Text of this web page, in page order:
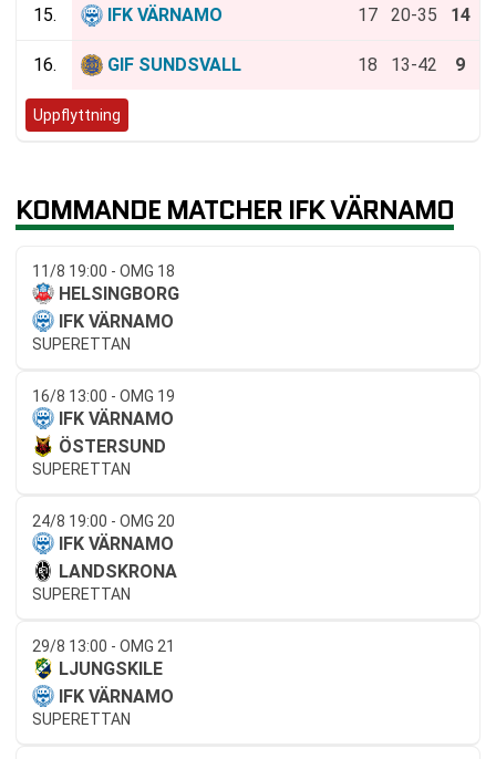
15. IFK VÄRNAMO 17 20-35 14
16. GIF SUNDSVALL 18 13-42 9
Uppflyttning
KOMMANDE MATCHER IFK VÄRNAMO
11/8 19:00 - OMG 18
HELSINGBORG
IFK VÄRNAMO
SUPERETTAN
16/8 13:00 - OMG 19
IFK VÄRNAMO
ÖSTERSUND
SUPERETTAN
24/8 19:00 - OMG 20
IFK VÄRNAMO
LANDSKRONA
SUPERETTAN
29/8 13:00 - OMG 21
LJUNGSKILE
IFK VÄRNAMO
SUPERETTAN